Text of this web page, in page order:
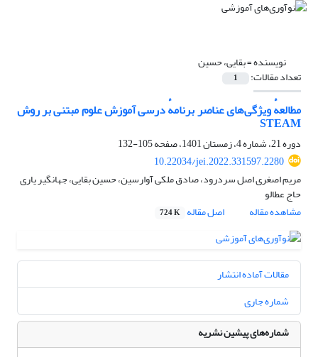
نویسنده =بقایی، حسین
تعداد مقالات: 1
مطالعهٔ ویژگی‌های ‌عناصر ‌برنامهٔ درسی آموزش علوم مبتنی بر روش
STEAM
دوره 21، شماره 4، زمستان 1401، صفحه
105-132
10.22034/jei.2022.331597.2280
مریم اصغری اصل سردرود، صادق ملکی آوارسین، حسین بقایی، جهانگیر یاری
حاج عطالو
مشاهده مقاله
اصل مقاله 724 K
مقالات آماده انتشار
شماره جاری
شماره‌های پیشین نشریه